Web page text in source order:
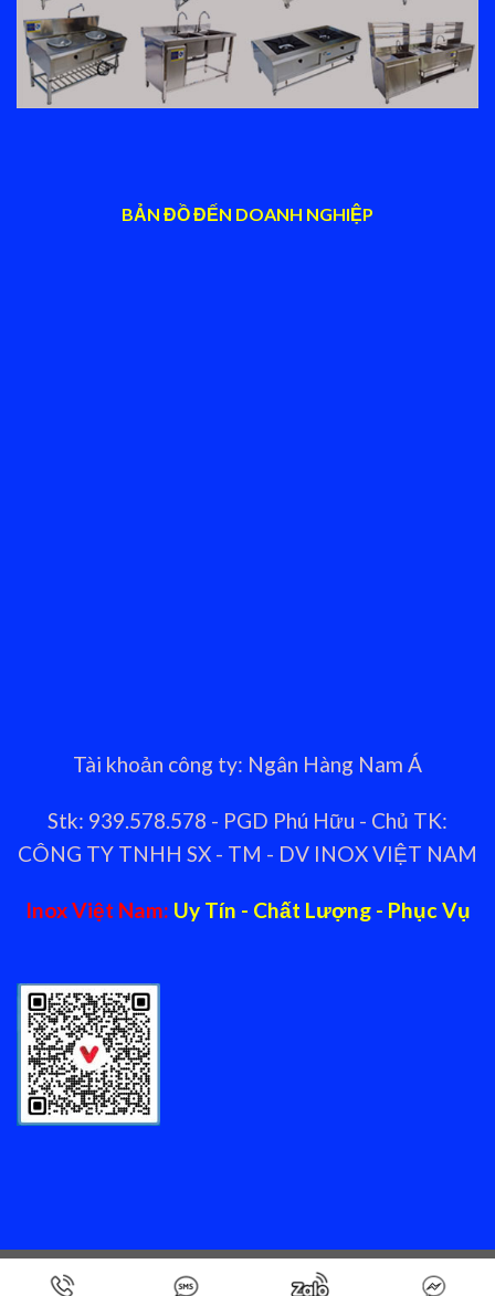
BẢN ĐỒ ĐẾN DOANH NGHIỆP
Tài khoản công ty: Ngân Hàng Nam Á
Stk: 939.578.578 - PGD Phú Hữu - Chủ TK:
CÔNG TY TNHH SX - TM - DV INOX VIỆT NAM
Inox Việt Nam: Uy Tín - Chất Lượng - Phục Vụ
Copyright 2026 ©
Nhà cung cấp thiết bị bếp nhà hàng Inox